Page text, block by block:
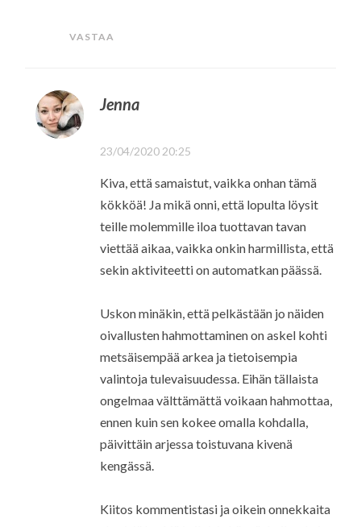
VASTAA
Jenna
23/04/2020 20:25
Kiva, että samaistut, vaikka onhan tämä
kökköä! Ja mikä onni, että lopulta löysit
teille molemmille iloa tuottavan tavan
viettää aikaa, vaikka onkin harmillista, että
sekin aktiviteetti on automatkan päässä.
Uskon minäkin, että pelkästään jo näiden
oivallusten hahmottaminen on askel kohti
metsäisempää arkea ja tietoisempia
valintoja tulevaisuudessa. Eihän tällaista
ongelmaa välttämättä voikaan hahmottaa,
ennen kuin sen kokee omalla kohdalla,
päivittäin arjessa toistuvana kivenä
kengässä.
Kiitos kommentistasi ja oikein onnekkaita